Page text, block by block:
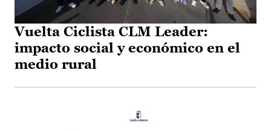
Vuelta Ciclista CLM Leader:
impacto social y económico en el
medio rural